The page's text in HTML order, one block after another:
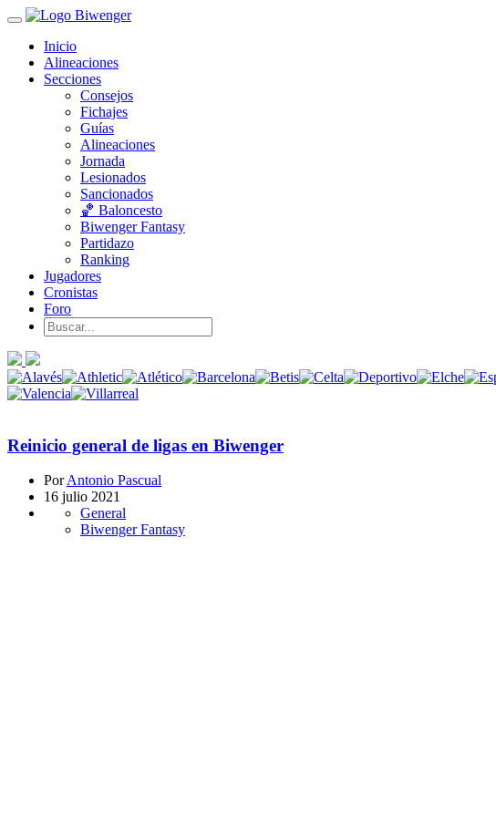
Inicio
Alineaciones
Secciones
Consejos
Fichajes
Guías
Alineaciones
Jornada
Lesionados
Sancionados
🏀 Baloncesto
Biwenger Fantasy
Partidazo
Ranking
Jugadores
Cronistas
Foro
Reinicio general de ligas en Biwenger
PorAntonio Pascual
16 julio 2021
General
Biwenger Fantasy